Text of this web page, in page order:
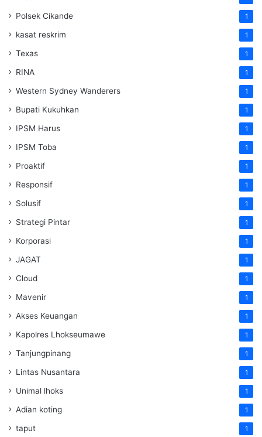
Polsek Cikande 1
kasat reskrim 1
Texas 1
RINA 1
Western Sydney Wanderers 1
Bupati Kukuhkan 1
IPSM Harus 1
IPSM Toba 1
Proaktif 1
Responsif 1
Solusif 1
Strategi Pintar 1
Korporasi 1
JAGAT 1
Cloud 1
Mavenir 1
Akses Keuangan 1
Kapolres Lhokseumawe 1
Tanjungpinang 1
Lintas Nusantara 1
Unimal lhoks 1
Adian koting 1
taput 1